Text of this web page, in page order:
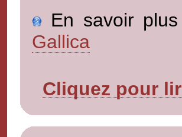
En savoir
Gallica
Cliquez pour